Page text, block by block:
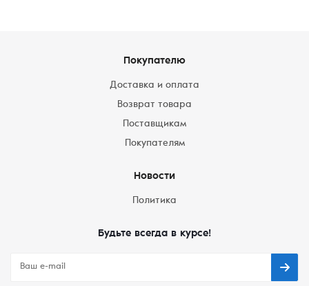
Покупателю
Доставка и оплата
Возврат товара
Поставщикам
Покупателям
Новости
Политика
Будьте всегда в курсе!